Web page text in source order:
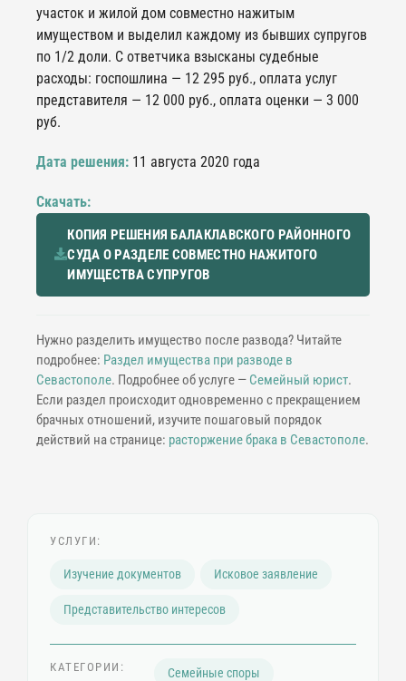
участок и жилой дом совместно нажитым
имуществом и выделил каждому из бывших супругов
по 1/2 доли. С ответчика взысканы судебные
расходы: госпошлина — 12 295 руб., оплата услуг
представителя — 12 000 руб., оплата оценки — 3 000
руб.
Дата решения:11 августа 2020 года
Скачать:
КОПИЯ РЕШЕНИЯ БАЛАКЛАВСКОГО РАЙОННОГО
СУДА О РАЗДЕЛЕ СОВМЕСТНО НАЖИТОГО
ИМУЩЕСТВА СУПРУГОВ
Нужно разделить имущество после развода? Читайте
подробнее: Раздел имущества при разводе в
Севастополе. Подробнее об услуге — Семейный юрист.
Если раздел происходит одновременно с прекращением
брачных отношений, изучите пошаговый порядок
действий на странице: расторжение брака в Севастополе.
УСЛУГИ:
Изучение документов Исковое заявление
Представительство интересов
КАТЕГОРИИ: Семейные споры